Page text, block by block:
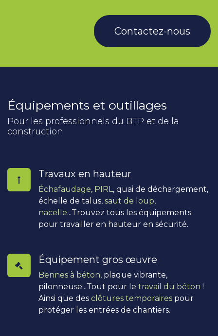
Contactez-nous
Équipements et outillages
Pour les professionnels du BTP et de la
construction
Travaux en hauteur
Échafaudage, PIRL, quai de déchargement,
échelle de talus, saut de loup,
nacelle...Trouvez tous les équipements
pour travailler en hauteur en sécurité.
Équipement gros œuvre
Bennes à béton, plaque vibrante,
pilonneuse...Tout pour le travail du béton !
Ainsi que des clôtures temporaires pour
protéger les entrées de chantiers.